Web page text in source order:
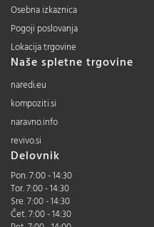
Osebna izkaznica
Pogoji poslovanja
Lokacija trgovine
Naše spletne trgovine
naredi.eu
kompoziti.si
naravno.info
revivo.si
Delovnik
Pon. 7:00 - 14:30
Tor. 7:00 - 14:30
Sre. 7:00 - 14:30
Čet. 7:00 - 14:30